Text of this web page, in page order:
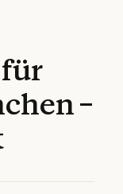
für
–